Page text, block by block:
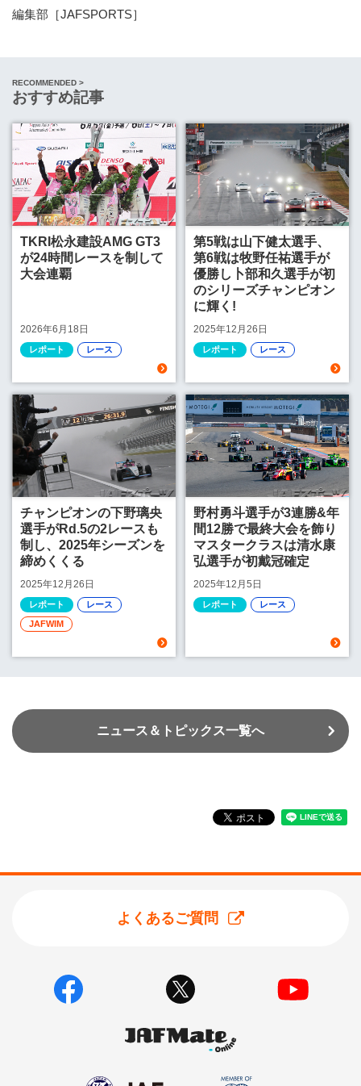
編集部［JAFSPORTS］
RECOMMENDED >
おすすめ記事
TKRI松永建設AMG GT3
が24時間レースを制して
大会連覇
2026年6月18日
レポート レース
第5戦は山下健太選手、
第6戦は牧野任祐選手が
優勝し卜部和久選手が初
のシリーズチャンピオン
に輝く!
2025年12月26日
レポート レース
チャンピオンの下野璃央
選手がRd.5の2レースも
制し、2025年シーズンを
締めくくる
2025年12月26日
レポート
レース
JAFWIM
野村勇斗選手が3連勝&年
間12勝で最終大会を飾り
マスタークラスは清水康
弘選手が初戴冠確定
2025年12月5日
レポート レース
ニュース＆トピックス一覧へ
よくあるご質問